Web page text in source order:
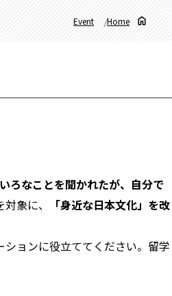
Home
Event
ろなことを聞かれたが、自分で
象に、
「身近な日本文化」を改
ョンに役立ててください。留学